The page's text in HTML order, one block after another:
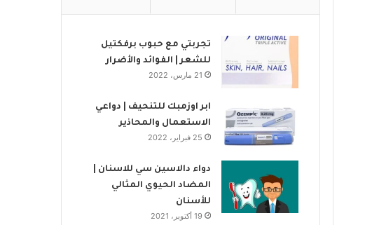
تجربتي مع حبوب برفكتيل
للشعر | الفوائد والأضرار
21 مارس، 2022
ابر اوزمبك للتنحيف | دواعي
الاستعمال والمحاذير
25 فبراير، 2022
دواء دالاسين سي للاسنان |
المضاد الحيوي المثالي
للأسنان
19 أكتوبر، 2021